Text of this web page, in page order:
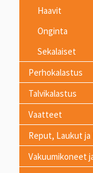
Haavit
Onginta
Sekalaiset
Perhokalastus
Talvikalastus
Vaatteet
Reput, Laukut ja
Vakuumikoneet